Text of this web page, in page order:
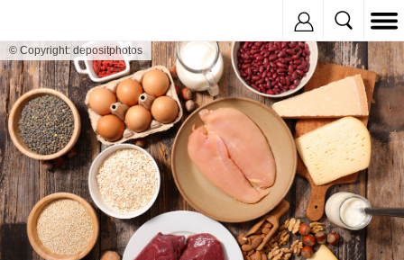
© Copyright: depositphotos